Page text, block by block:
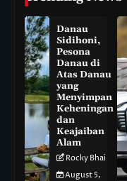
Danau
Sidihoni,
Pesona
Danau di
Atas Danau
yang
Menyimpan
Keheningan
dan
Keajaiban
Alam
Rocky Bhai
August 5,